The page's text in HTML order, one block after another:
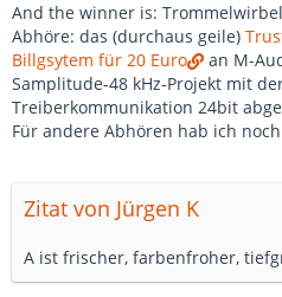
And the winner is:
Abhöre: das (durchaus geile)
Billgsytem für 20 Euro
an M-
Samplitude-48 kHz-Projekt mit
Treiberkommunikation 24bit
Für andere Abhören hab ich
Zitat von Jürgen K
A ist frischer, farbenfroher,